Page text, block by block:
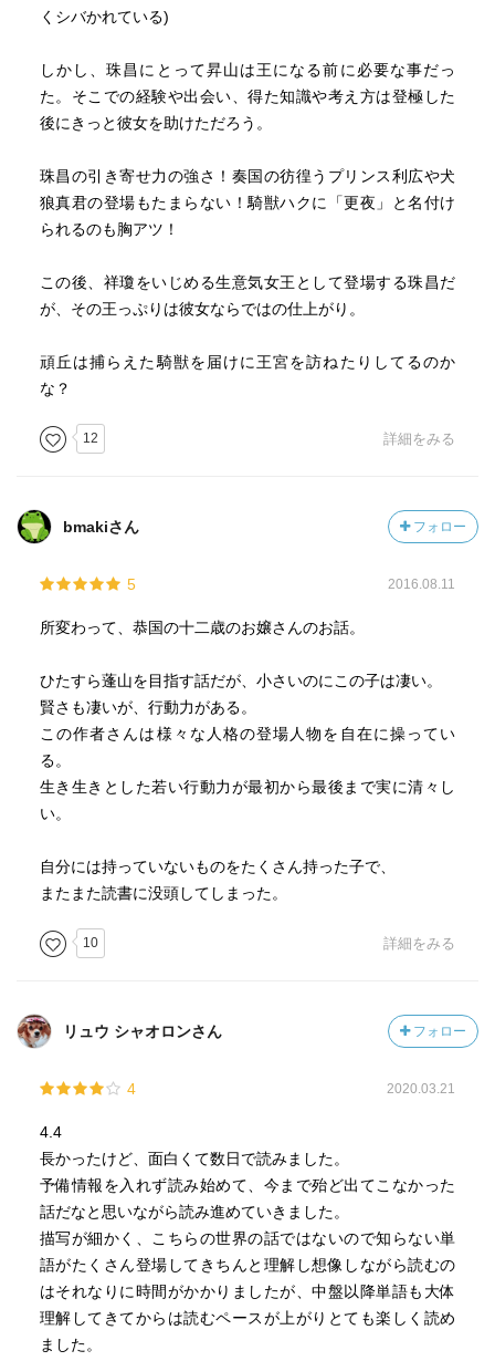
くシバかれている)
しかし、珠昌にとって昇山は王になる前に必要な事だっ
た。そこでの経験や出会い、得た知識や考え方は登極した
後にきっと彼女を助けただろう。
珠昌の引き寄せ力の強さ！奏国の彷徨うプリンス利広や犬
狼真君の登場もたまらない！騎獣ハクに「更夜」と名付け
られるのも胸アツ！
この後、祥瓊をいじめる生意気女王として登場する珠昌だ
が、その王っぷりは彼女ならではの仕上がり。
頑丘は捕らえた騎獣を届けに王宮を訪ねたりしてるのか
な？
12 詳細をみる
bmakiさん フォロー
5 2016.08.11
所変わって、恭国の十二歳のお嬢さんのお話。
ひたすら蓬山を目指す話だが、小さいのにこの子は凄い。
賢さも凄いが、行動力がある。
この作者さんは様々な人格の登場人物を自在に操ってい
る。
生き生きとした若い行動力が最初から最後まで実に清々し
い。
自分には持っていないものをたくさん持った子で、
またまた読書に没頭してしまった。
10 詳細をみる
リュウ シャオロンさん フォロー
4 2020.03.21
4.4
長かったけど、面白くて数日で読みました。
予備情報を入れず読み始めて、今まで殆ど出てこなかった
話だなと思いながら読み進めていきました。
描写が細かく、こちらの世界の話ではないので知らない単
語がたくさん登場してきちんと理解し想像しながら読むの
はそれなりに時間がかかりましたが、中盤以降単語も大体
理解してきてからは読むペースが上がりとても楽しく読め
ました。